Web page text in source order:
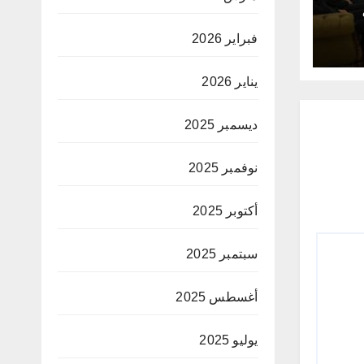
فبراير 2026
يناير 2026
ديسمبر 2025
نوفمبر 2025
أكتوبر 2025
سبتمبر 2025
أغسطس 2025
يوليو 2025